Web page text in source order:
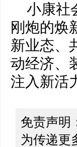
小康社
刚炮的焕
新业态、
动经济、
注入新活
免责声明
为传递更